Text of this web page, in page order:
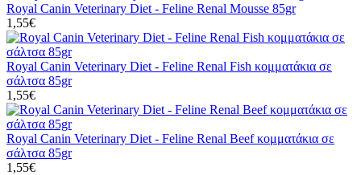
Royal Canin Veterinary Diet - Feline Renal Mousse 85gr
1,55€
Royal Canin Veterinary Diet - Feline Renal Fish κομματάκια σε
σάλτσα 85gr
1,55€
Royal Canin Veterinary Diet - Feline Renal Beef κομματάκια σε
σάλτσα 85gr
1,55€